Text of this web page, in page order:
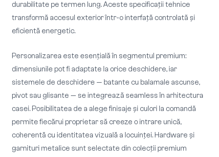
durabilitate pe termen lung. Aceste specificații tehnice
transformă accesul exterior într-o interfață controlată și
eficientă energetic.
Personalizarea este esențială în segmentul premium:
dimensiunile pot fi adaptate la orice deschidere, iar
sistemele de deschidere — batante cu balamale ascunse,
pivot sau glisante — se integrează seamless în arhitectura
casei. Posibilitatea de a alege finisaje și culori la comandă
permite fiecărui proprietar să creeze o intrare unică,
coherentă cu identitatea vizuală a locuinței. Hardware și
garnituri metalice sunt selectate din colecții premium